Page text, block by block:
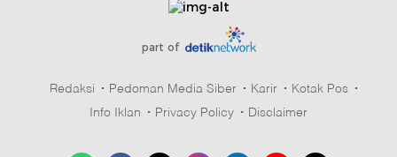
part of
Redaksi Pedoman Media Siber Karir
Kotak Pos
Info Iklan
Privacy Policy Disclaimer